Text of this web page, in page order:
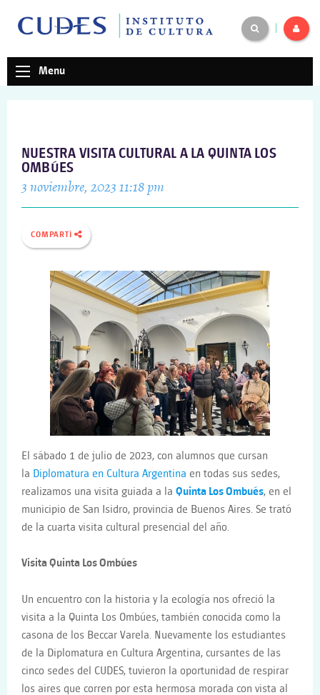
Menu
NUESTRA VISITA CULTURAL A LA QUINTA LOS
OMBÚES
3 noviembre, 2023 11:18 pm
COMPARTÍ
El sábado 1 de julio de 2023, con alumnos que cursan
la Diplomatura en Cultura Argentina en todas sus sedes,
realizamos una visita guiada a la Quinta Los Ombués, en el
municipio de San Isidro, provincia de Buenos Aires. Se trató
de la cuarta visita cultural presencial del año.
Visita Quinta Los Ombúes
Un encuentro con la historia y la ecología nos ofreció la
visita a la Quinta Los Ombúes, también conocida como la
casona de los Beccar Varela. Nuevamente los estudiantes
de la Diplomatura en Cultura Argentina, cursantes de las
cinco sedes del CUDES, tuvieron la oportunidad de respirar
los aires que corren por esta hermosa morada con vista al